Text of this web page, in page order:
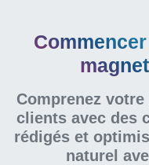
Comprenez
clients avec des
rédigés et
naturel